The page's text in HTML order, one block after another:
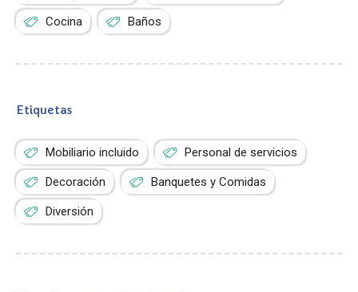
Cocina Baños
Etiquetas
Mobiliario incluido Personal de servicios
Decoración Banquetes y Comidas
Diversión